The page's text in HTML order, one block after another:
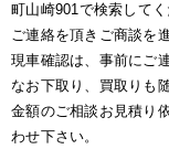
町山崎901で検索してく
ご連絡を頂きご商談を
現車確認は、事前にご
なお下取り、買取りも
金額のご相談お見積り
わせ下さい。